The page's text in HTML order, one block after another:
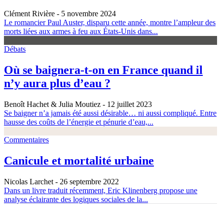
Clément Rivière - 5 novembre 2024
Le romancier Paul Auster, disparu cette année, montre l’ampleur des
morts liées aux armes à feu aux États-Unis dans...
Débats
Où se baignera-t-on en France quand il
n’y aura plus d’eau ?
Benoît Hachet & Julia Moutiez - 12 juillet 2023
Se baigner n’a jamais été aussi désirable… ni aussi compliqué. Entre
hausse des coûts de l’énergie et pénurie d’eau,...
Commentaires
Canicule et mortalité urbaine
Nicolas Larchet - 26 septembre 2022
Dans un livre traduit récemment, Eric Klinenberg propose une
analyse éclairante des logiques sociales de la...